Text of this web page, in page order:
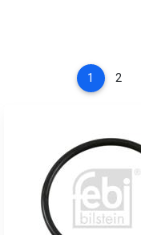
1 (current)
2